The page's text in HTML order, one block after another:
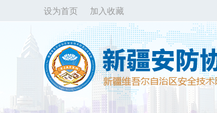
设为首页 加入收藏